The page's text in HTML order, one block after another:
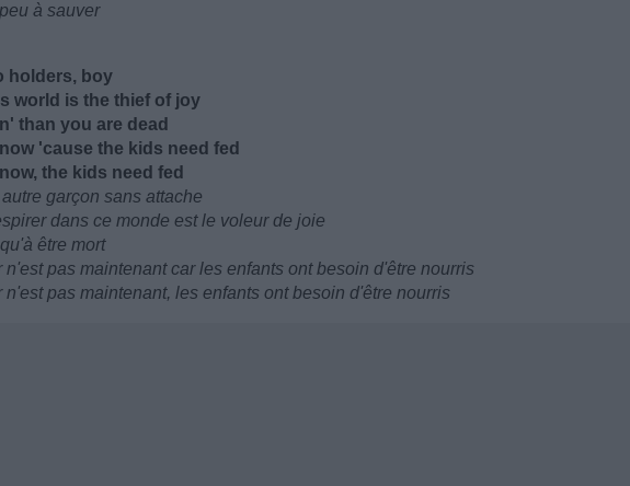
à sauver
holders, boy
world is the thief of joy
than you are dead
'cause the kids need fed
the kids need fed
garçon sans attache
dans ce monde est le voleur de joie
être mort
n'est pas maintenant car les enfants ont besoin d'être nourris
n'est pas maintenant, les enfants ont besoin d'être nourris